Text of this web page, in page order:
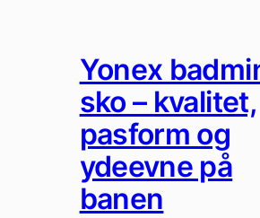
Yonex
sko – kvalitet,
pasform og
ydeevne på
banen